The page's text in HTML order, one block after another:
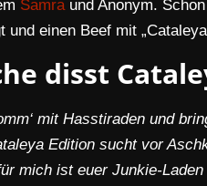
Samraund Anonym.
und einen Beef mit
disst
mit Hasstiraden und
Edition sucht vor
mich ist euer Junkie-